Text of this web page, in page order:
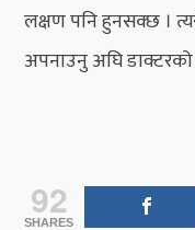
लक्षण पनि हुनसक्छ ।
अपनाउनु अघि
92
SHARES